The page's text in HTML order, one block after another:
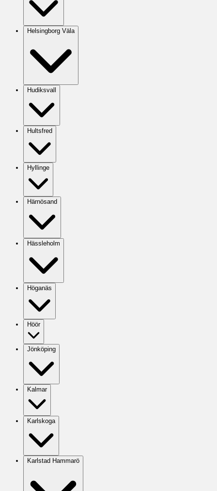
Helsingborg Väla
Hudiksvall
Hultsfred
Hyllinge
Härnösand
Hässleholm
Höganäs
Höör
Jönköping
Kalmar
Karlskoga
Karlstad Hammarö